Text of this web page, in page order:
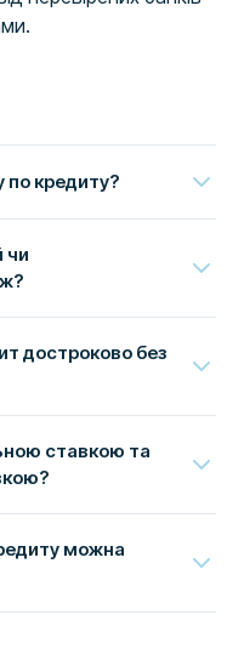
по кредиту?
чи
достроково без
ставкою та
можна